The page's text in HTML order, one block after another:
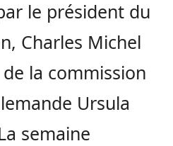
le président du
Charles Michel
la commission
Ursula
semaine